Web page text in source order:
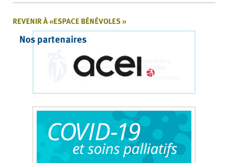
REVENIR À «ESPACE BÉNÉVOLES »
Nos partenaires